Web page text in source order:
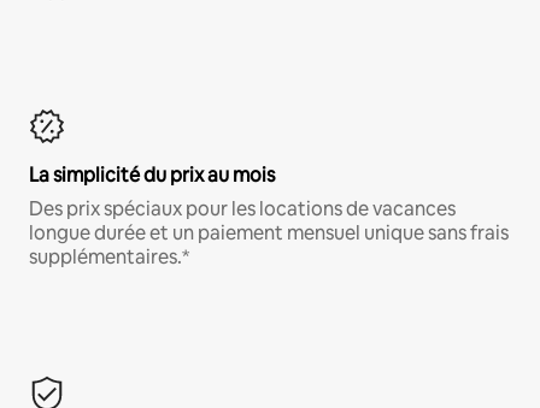
La simplicité du prix au mois
Des prix spéciaux pour les locations de vacances
longue durée et un paiement mensuel unique sans frais
supplémentaires.*